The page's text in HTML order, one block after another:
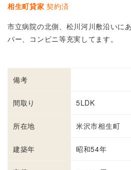
相生町貸家契約済
市立病院の北側、松川河川敷沿いに
パー、コンビニ等充実してます。
備考
間取り 5LDK
所在地 米沢市相生町
建築年 昭和54年